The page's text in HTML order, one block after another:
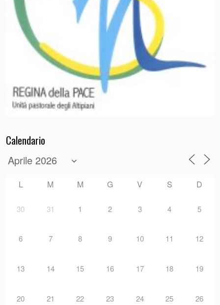
Calendario
L M M G V S D
30 31 1 2 3 4 5
6 7 8 9 10 11 12
13 14 15 16 17 18 19
20 21 22 23 24 25 26